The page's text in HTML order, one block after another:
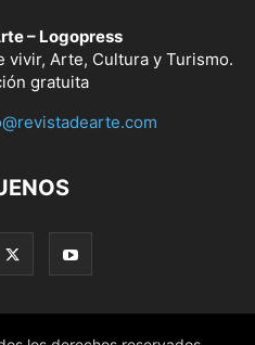
– Logopress
vivir, Arte, Cultura y Turismo.
gratuita